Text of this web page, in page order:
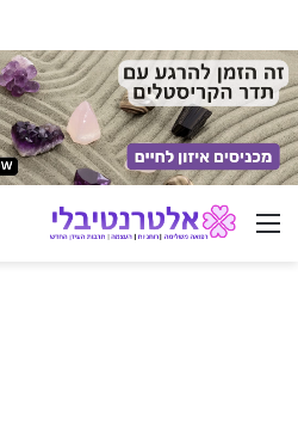
ניווט באתר